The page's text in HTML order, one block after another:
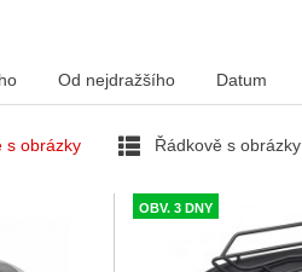
Od nejdražšího Datum
s obrázky Řádkově s obrázky
OBV. 3 DNY